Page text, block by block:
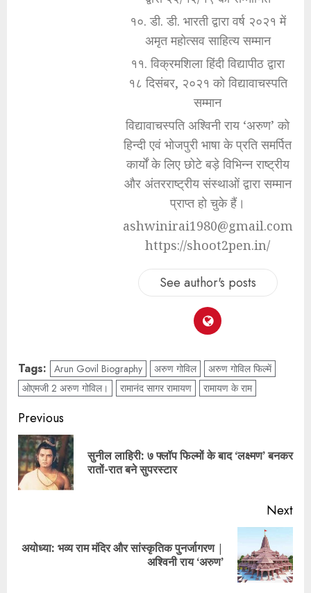
१०. डी. डी. भारती द्वारा वर्ष २०२१ में
अमृत महोत्सव साहित्य सम्मान
११. विक्रमशिला हिंदी विद्यापीठ द्वारा
१८ दिसंबर, २०२१ को विद्यावाचस्पति
सम्मान
विद्यावाचस्पति अश्विनी राय ‘अरुण’ को
हिन्दी एवं भोजपुरी भाषा के प्रति समर्पित
कार्यों के लिए छोटे बड़े विभिन्न राष्ट्रीय
और अंतरराष्ट्रीय संस्थाओं द्वारा सम्मान
प्राप्त हो चुके हैं।
ashwinirai1980@gmail.com
https://shoot2pen.in/
See author's posts
Tags: Arun Govil Biography अरुण गोविल
अरुण गोविल फिल्में
ओएमजी 2 अरुण गोविल।
रामानंद सागर रामायण रामायण के राम
Previous
सुनील लाहिरी: ७ फ्लॉप फिल्मों के बाद ‘लक्ष्मण’ बनकर
रातों-रात बने सुपरस्टार
Next
अयोध्या: भव्य राम मंदिर और सांस्कृतिक पुनर्जागरण |
अश्विनी राय ‘अरुण’